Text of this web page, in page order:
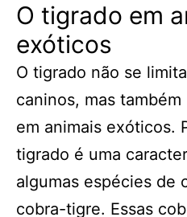
O tigrado em
exóticos
O tigrado não se
caninos, mas
em animais exóticos.
tigrado é uma
algumas espécies de
cobra-tigre. Essas